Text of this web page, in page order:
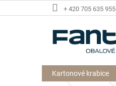
na
+ 420 705 635 955
Kartonové krabice